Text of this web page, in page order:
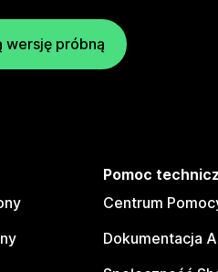
wersję próbną
Pomoc
Centrum
Dokumentacja